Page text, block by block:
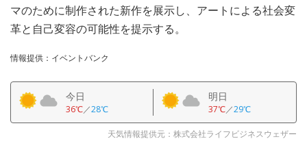
マのために制作された新作を展示し、アートによる社会変
革と自己変容の可能性を提示する。
情報提供：イベントバンク
今日
36℃／28℃
明日
37℃／29℃
天気情報提供元：株式会社ライフビジネスウェザー